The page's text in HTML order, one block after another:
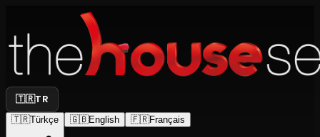
🇹🇷TR
🇹🇷Türkçe 🇬🇧English 🇫🇷Français